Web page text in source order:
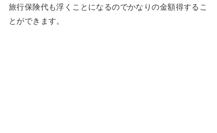
旅行保険代も浮くことになるのでかなりの金額得するこ
とができます。